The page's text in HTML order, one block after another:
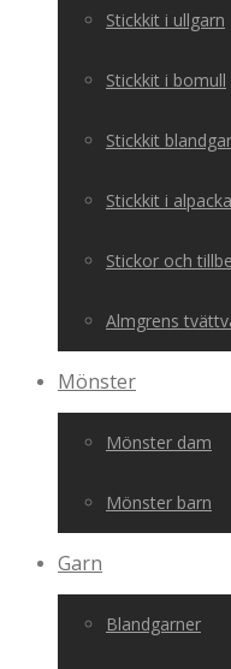
Stickkit i ullgarn
Stickkit i bomull
Stickkit
Stickkit i
Stickor och
Almgrens
Mönster
Mönster dam
Mönster barn
Garn
Blandgarner